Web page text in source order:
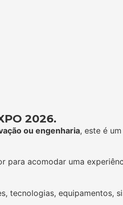
2026.
ou engenharia, este é
para acomodar uma
tecnologias, equipamentos,